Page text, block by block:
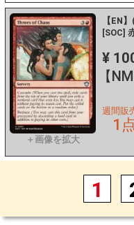
【EN
[SOC]
¥
【
週間販
1
1